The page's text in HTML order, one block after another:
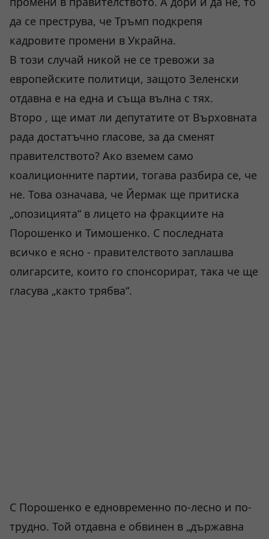
да се преструва, че Тръмп подкрепя
кадровите промени в Украйна.
В този случай никой не се тревожи за
европейските политици, защото Зеленски
отдавна е на една и съща вълна с тях.
Второ , ще имат ли депутатите от Върховната
рада достатъчно гласове, за да сменят
правителството? Ако вземем само
коалиционните партии, тогава разбира се, че
не. Това означава, че Йермак ще притиска
„опозицията“ в лицето на фракциите на
Порошенко и Тимошенко. С последната
всичко е ясно - правителството заплашва
олигарсите, които го спонсорират, така че ще
гласува „както трябва“.
С Порошенко е едновременно по-лесно и по-
трудно. Той отдавна е обвинен в „държавна